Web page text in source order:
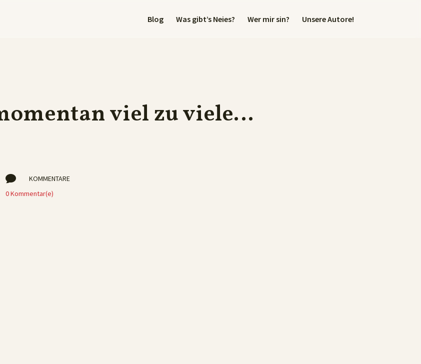
Blog Was gibt’s Neies? Wer mir sin? Unsere Autore!
viel zu viele…

KOMMENTARE
0 Kommentar(e)